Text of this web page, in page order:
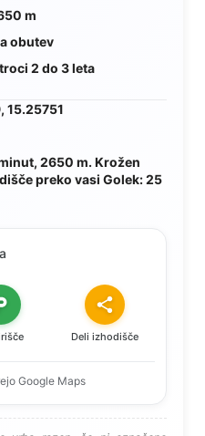
m
obutev
2 do 3 leta
15.25751
2650 m. Krožen
preko vasi Golek: 25
Deli izhodišče
Google Maps